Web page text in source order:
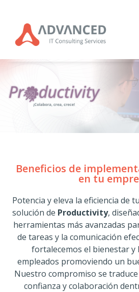
Impulsa la colaboración y efectividad
Beneficios de
en tu
Potencia y eleva la eficiencia de
solución de Productivity,
herramientas más avanzadas
de tareas y la comunicación
fortalecemos el bienestar y
empleados promoviendo un
Nuestro compromiso se
confianza y colaboración